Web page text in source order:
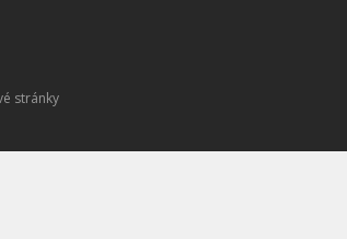
stránky